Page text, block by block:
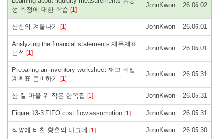
성 측정에 대한 학습 [1]
JohnKwon 26.06.02
산천의 겨울나기 [1] JohnKwon 26.06.01
Analyzing the financial statements 재무제표
분석 [1]
JohnKwon 26.06.01
Preparing an inventory worksheet 재고 작업
계획표 준비하기 [1]
JohnKwon 26.05.31
산 길 마을 위 작은 한옥집 [1] JohnKwon 26.05.31
Figure 13-3 FIFO cost flow assumption [1] JohnKwon 26.05.31
석양에 비친 황혼의 나그네 [1] JohnKwon 26.05.30